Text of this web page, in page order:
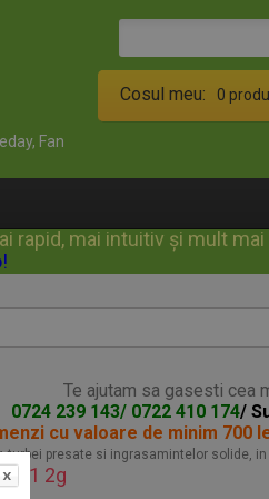
Cosul meu: 0
Fan
rapid, mai intuitiv și mult
!
Te ajutam sa gasesti cea
0724 239 143/ 0722 410 174/
cu valoare de minim 700
turbei presate si ingrasamintelor solide,
F1 2g